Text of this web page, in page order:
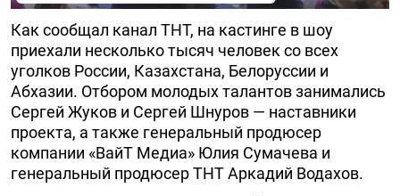
Как сообщал канал ТНТ, на кастинге в шоу
приехали несколько тысяч человек со всех
уголков России, Казахстана, Белоруссии и
Абхазии. Отбором молодых талантов занимались
Сергей Жуков и Сергей Шнуров — наставники
проекта, а также генеральный продюсер
компании «ВайТ Медиа» Юлия Сумачева и
генеральный продюсер ТНТ Аркадий Водахов.